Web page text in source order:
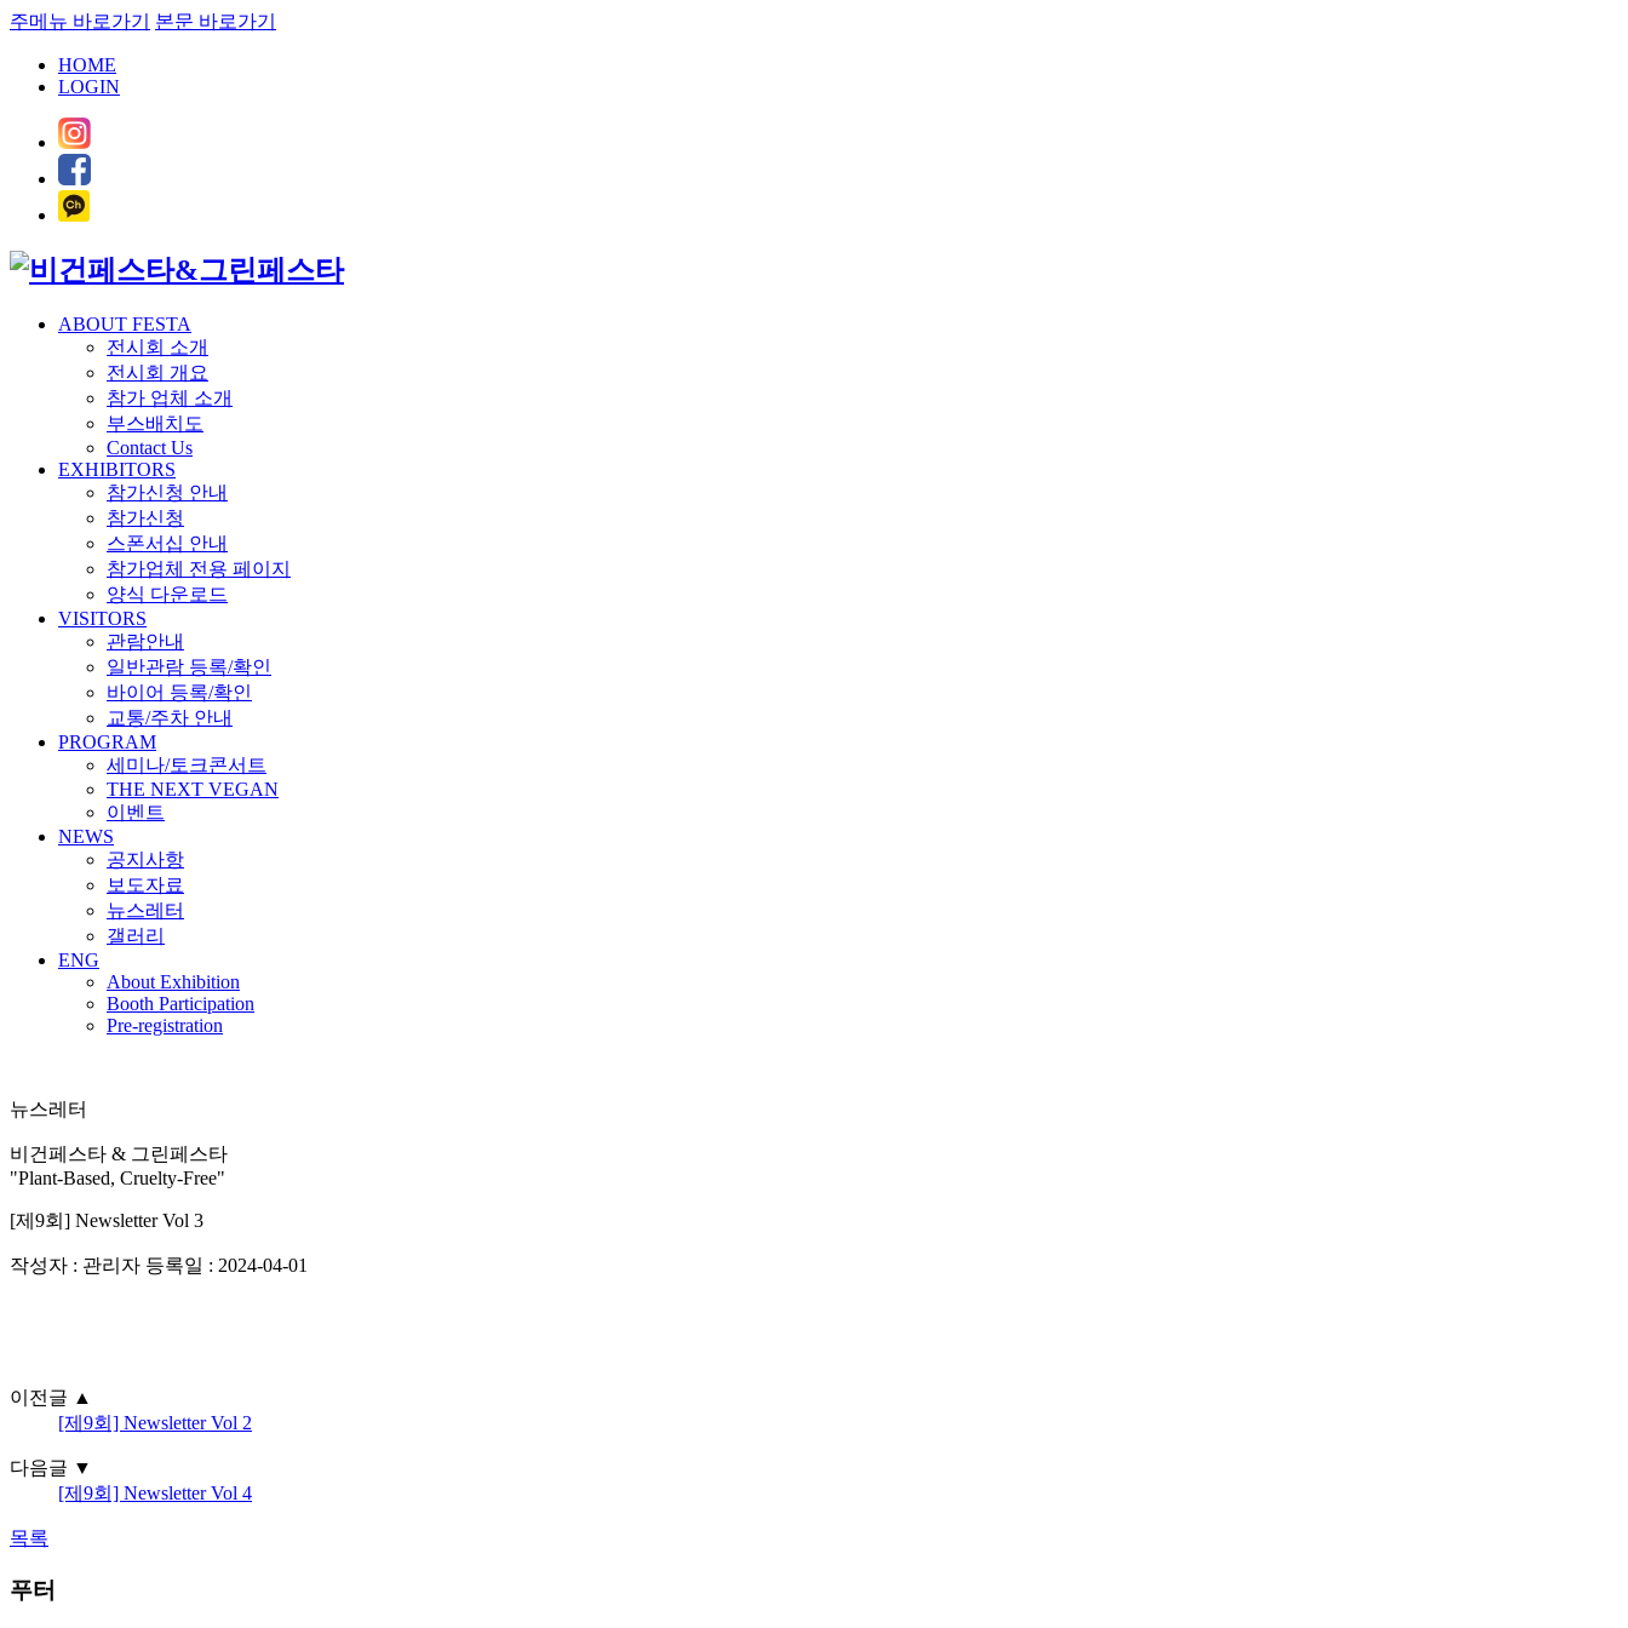
주메뉴 바로가기 본문 바로가기
HOME
LOGIN
ABOUT FESTA
전시회 소개
전시회 개요
참가 업체 소개
부스배치도
Contact Us
EXHIBITORS
참가신청 안내
참가신청
스폰서십 안내
참가업체 전용 페이지
양식 다운로드
VISITORS
관람안내
일반관람 등록/확인
바이어 등록/확인
교통/주차 안내
PROGRAM
세미나/토크콘서트
THE NEXT VEGAN
이벤트
NEWS
공지사항
보도자료
뉴스레터
갤러리
ENG
About Exhibition
Booth Participation
Pre-registration
뉴스레터
비건페스타 & 그린페스타
"Plant-Based, Cruelty-Free"
[제9회] Newsletter Vol 3
작성자 : 관리자 등록일 : 2024-04-01
이전글 ▲
[제9회] Newsletter Vol 2
다음글 ▼
[제9회] Newsletter Vol 4
목록
푸터